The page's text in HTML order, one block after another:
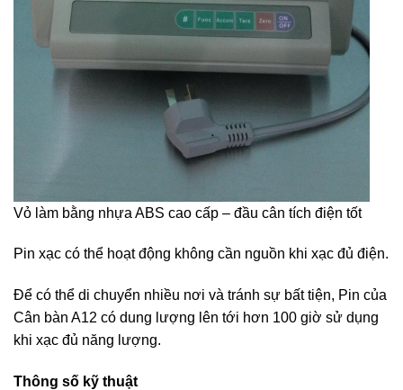
Vỏ làm bằng nhựa ABS cao cấp – đầu cân tích điện tốt
Pin xạc có thể hoạt động không cần nguồn khi xạc đủ điện.
Để có thể di chuyển nhiều nơi và tránh sự bất tiện, Pin của
Cân bàn A12 có dung lượng lên tới hơn 100 giờ sử dụng
khi xạc đủ năng lượng.
Thông số kỹ thuật